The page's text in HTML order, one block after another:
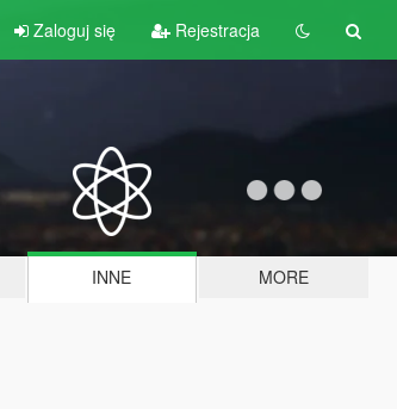
Zaloguj się Rejestracja
INNE MORE